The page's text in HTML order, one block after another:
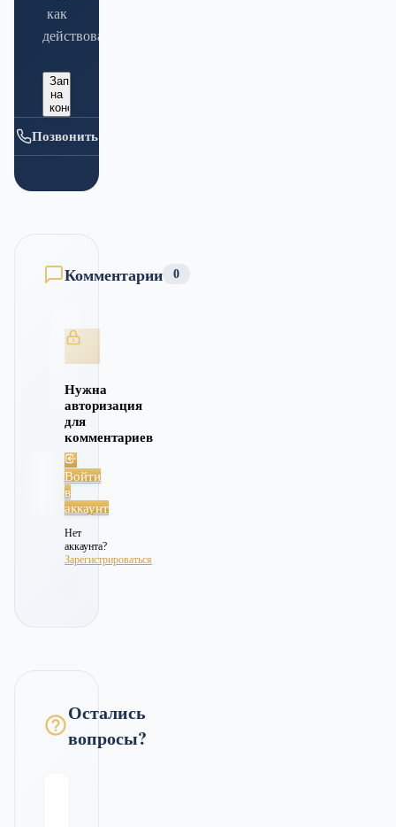
как
действовать.
Записаться
на
консультацию
Позвонить
Комментарии 0
Нужна
авторизация
для
комментариев
Войти
в
аккаунт
Нет
аккаунта?
Зарегистрироваться
Остались
вопросы?